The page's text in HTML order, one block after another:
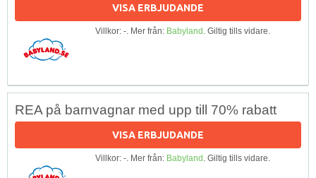
VISA ERBJUDANDE
Villkor: -. Mer från: Babyland. Giltig tills vidare.
REA på barnvagnar med upp till 70% rabatt
VISA ERBJUDANDE
Villkor: -. Mer från: Babyland. Giltig tills vidare.